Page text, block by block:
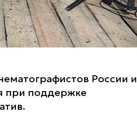
России и
при поддержке